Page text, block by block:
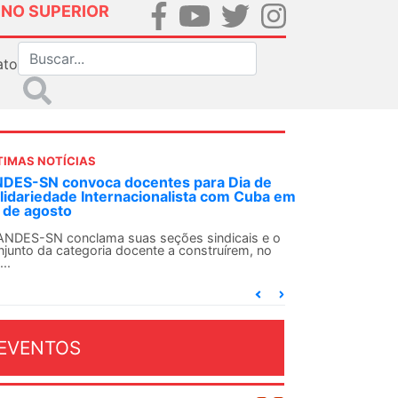
SUPERIOR
NOTÍCIAS
decisão inédita, Justiça Federal condena
agente da ditadura por estupro
uma decisão considerada histórica, a 2ª Vara
Criminal do Rio de Janeiro condenou o...
2026